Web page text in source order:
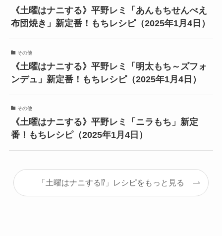
《土曜はナニする》平野レミ「あんもちせんべえ
布団焼き」新定番！もちレシピ（2025年1月4日）
その他
《土曜はナニする》平野レミ「明太もち～ズフォ
ンデュ」新定番！もちレシピ（2025年1月4日）
その他
《土曜はナニする》平野レミ「ニラもち」新定
番！もちレシピ（2025年1月4日）
「土曜はナニする⁉」レシピをもっと見る